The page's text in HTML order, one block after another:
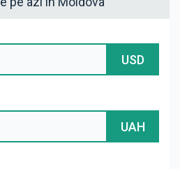
Dinamica
Bănci
de schimb
USD
UAH